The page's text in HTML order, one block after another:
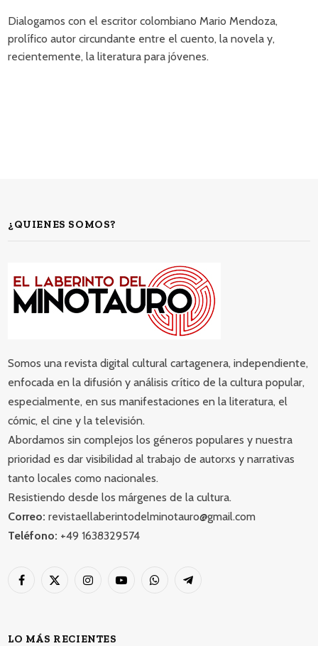
Dialogamos con el escritor colombiano Mario Mendoza,
prolífico autor circundante entre el cuento, la novela y,
recientemente, la literatura para jóvenes.
¿QUIENES SOMOS?
Somos una revista digital cultural cartagenera, independiente,
enfocada en la difusión y análisis crítico de la cultura popular,
especialmente, en sus manifestaciones en la literatura, el
cómic, el cine y la televisión.
Abordamos sin complejos los géneros populares y nuestra
prioridad es dar visibilidad al trabajo de autorxs y narrativas
tanto locales como nacionales.
Resistiendo desde los márgenes de la cultura.
Correo: revistaellaberintodelminotauro@gmail.com
Teléfono: +49 1638329574
Facebook
X
InstagramYouTubeWhatsAppTelegram
LO MÁS RECIENTES